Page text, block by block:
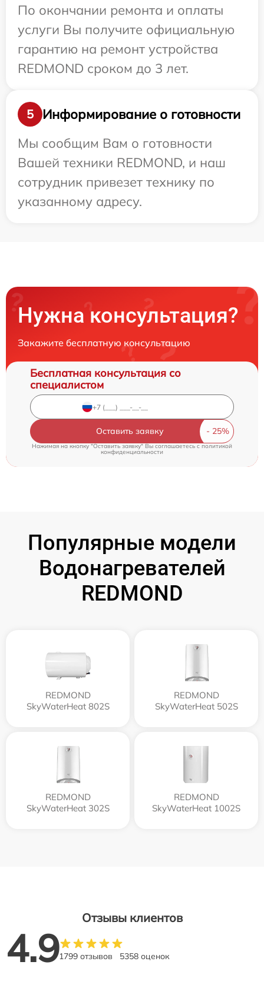
По окончании ремонта и оплаты
услуги Вы получите официальную
гарантию на ремонт устройства
REDMOND сроком до 3 лет.
5
Информирование о готовности
Мы сообщим Вам о готовности
Вашей техники REDMOND, и наш
сотрудник привезет технику по
указанному адресу.
Нужна консультация?
Закажите бесплатную консультацию
Бесплатная консультация со
специалистом
Оставить заявку
Нажимая на кнопку "Оставить заявку" Вы соглашаетесь c политикой
конфиденциальности
Популярные модели
Водонагревателей
REDMOND
REDMOND
SkyWaterHeat 802S
REDMOND
SkyWaterHeat 502S
REDMOND
SkyWaterHeat 302S
REDMOND
SkyWaterHeat 1002S
Отзывы клиентов
4.91799 отзывов 5358 оценок